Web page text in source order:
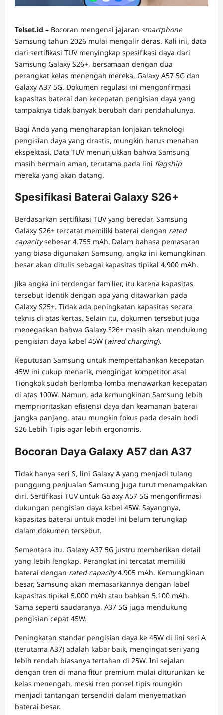
Telset.id – Bocoran mengenai jajaran smartphone
Samsung tahun 2026 mulai mengalir deras. Kali ini, data
dari sertifikasi TUV menyingkap spesifikasi daya dari
Samsung Galaxy S26+, bersamaan dengan dua
perangkat kelas menengah mereka, Galaxy A57 5G dan
Galaxy A37 5G. Dokumen regulasi ini mengonfirmasi
kapasitas baterai dan kecepatan pengisian daya yang
tampaknya tidak banyak berubah dari pendahulunya.
Bagi Anda yang mengharapkan lonjakan teknologi
pengisian daya yang drastis, mungkin harus menahan
ekspektasi. Data TUV menunjukkan bahwa Samsung
masih bermain aman, terutama pada lini flagship
mereka yang akan datang.
Spesifikasi Baterai Galaxy S26+
Berdasarkan sertifikasi TUV yang beredar, Samsung
Galaxy S26+ tercatat memiliki baterai dengan rated
capacitysebesar 4.755 mAh. Dalam bahasa pemasaran
yang biasa digunakan Samsung, angka ini kemungkinan
besar akan ditulis sebagai kapasitas tipikal 4.900 mAh.
Jika angka ini terdengar familier, itu karena kapasitas
tersebut identik dengan apa yang ditawarkan pada
Galaxy S25+. Tidak ada peningkatan kapasitas secara
teknis di atas kertas. Selain itu, dokumen tersebut juga
menegaskan bahwa Galaxy S26+ masih akan mendukung
pengisian daya kabel 45W (wired charging).
Keputusan Samsung untuk mempertahankan kecepatan
45W ini cukup menarik, mengingat kompetitor asal
Tiongkok sudah berlomba-lomba menawarkan kecepatan
di atas 100W. Namun, ada kemungkinan Samsung lebih
memprioritaskan efisiensi daya dan keamanan baterai
jangka panjang, atau mungkin fokus pada desain bodi
S26 Lebih Tipis agar lebih ergonomis.
Bocoran Daya Galaxy A57 dan A37
Tidak hanya seri S, lini Galaxy A yang menjadi tulang
punggung penjualan Samsung juga turut menampakkan
diri. Sertifikasi TUV untuk Galaxy A57 5G mengonfirmasi
dukungan pengisian daya kabel 45W. Sayangnya,
kapasitas baterai untuk model ini belum terungkap
dalam dokumen tersebut.
Sementara itu, Galaxy A37 5G justru memberikan detail
yang lebih lengkap. Perangkat ini tercatat memiliki
baterai dengan rated capacity4.905 mAh. Kemungkinan
besar, Samsung akan memasarkannya dengan label
kapasitas tipikal 5.000 mAh atau bahkan 5.100 mAh.
Sama seperti saudaranya, A37 5G juga mendukung
pengisian cepat 45W.
Peningkatan standar pengisian daya ke 45W di lini seri A
(terutama A37) adalah kabar baik, mengingat seri yang
lebih rendah biasanya tertahan di 25W. Ini sejalan
dengan tren di mana fitur premium mulai diturunkan ke
kelas menengah, meski tren ponsel tipis mungkin
menjadi tantangan tersendiri dalam menyematkan
baterai besar.